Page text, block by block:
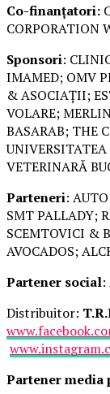
Co-finanțatori:
CORPORATION
Sponsori:
IMAMED; OMV
& ASOCIAȚII;
VOLARE;
BASARAB; THE
VETERINARĂ
Parteneri:
SMT PALLADY;
SCEMTOVICI &
AVOCADOS;
Partener social:
Distribuitor:
Partener media